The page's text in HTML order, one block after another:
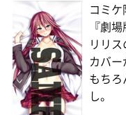
コミケ
『劇
リリ
カバ
もち
し。